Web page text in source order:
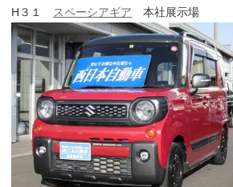
H３１ スペーシアギア 本社展示場